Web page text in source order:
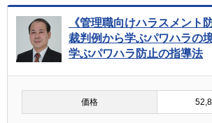
《管理職向けハラスメント
裁判例から学ぶパワハラの
学ぶパワハラ防止の指導法
価格